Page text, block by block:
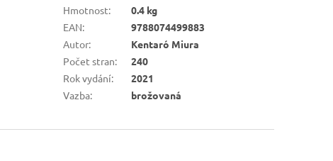
Hmotnost:
0.4 kg
EAN:
9788074499883
Autor:
Kentaró Miura
Počet stran:
240
Rok vydání:
2021
Vazba: brožovaná